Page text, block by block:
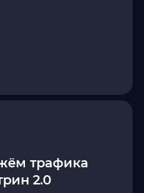
трафика
2.0